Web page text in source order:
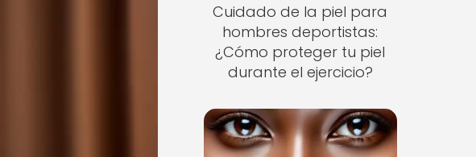
Cuidado de la piel para
hombres deportistas:
¿Cómo proteger tu piel
durante el ejercicio?